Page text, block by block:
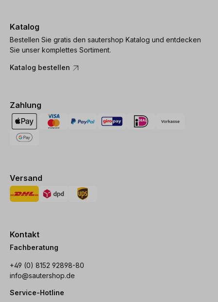
Katalog
Bestellen Sie gratis den sautershop Katalog und entdecken
Sie unser komplettes Sortiment.
Katalog bestellen
Zahlung
Versand
Kontakt
Fachberatung
+49 (0) 8152 92898-80
info@sautershop.de
Service-Hotline